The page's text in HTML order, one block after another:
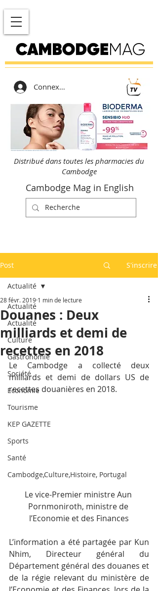
Connexion
Distribué dans toutes les pharmacies du
Cambodge
Cambodge Mag in English
Post S'inscrire
Actualité
Actualité
Culture
Gastronomie
Société
Economie
Tourisme
KEP GAZETTE
Sports
Santé
Cambodge,Culture,Histoire, Portugal
Actualité
Douanes : Deux
milliards et demi de
recettes en 2018
28 févr. 2019 1 min de lecture
Le Cambodge a collecté deux
milliards et demi de dollars US de
recettes douanières en 2018.
Le vice-Premier ministre Aun
Pornmoniroth, ministre de
l’Economie et des Finances
L’information a été partagée par Kun
Nhim, Directeur général du
Département général des douanes et
de la régie relevant du ministère de